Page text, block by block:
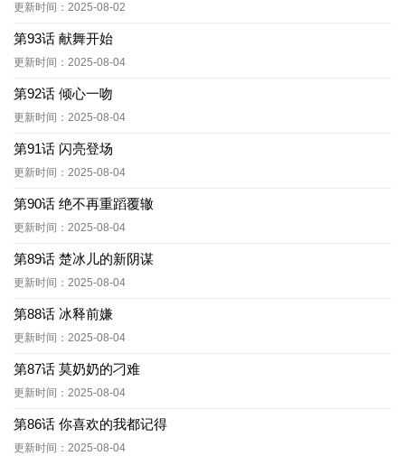
更新时间：2025-08-02
第93话 献舞开始
更新时间：2025-08-04
第92话 倾心一吻
更新时间：2025-08-04
第91话 闪亮登场
更新时间：2025-08-04
第90话 绝不再重蹈覆辙
更新时间：2025-08-04
第89话 楚冰儿的新阴谋
更新时间：2025-08-04
第88话 冰释前嫌
更新时间：2025-08-04
第87话 莫奶奶的刁难
更新时间：2025-08-04
第86话 你喜欢的我都记得
更新时间：2025-08-04